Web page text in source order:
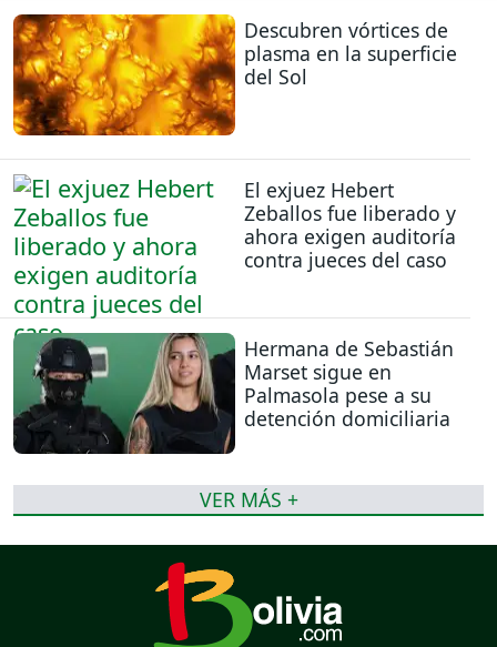
Descubren vórtices de
plasma en la superficie
del Sol
El exjuez Hebert
Zeballos fue liberado y
ahora exigen auditoría
contra jueces del caso
Hermana de Sebastián
Marset sigue en
Palmasola pese a su
detención domiciliaria
VER MÁS +